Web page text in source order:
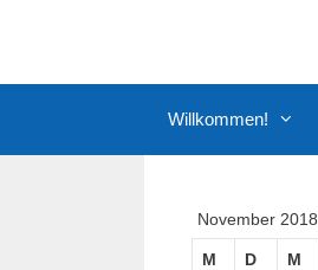
Willkommen!
November 2018
M D M